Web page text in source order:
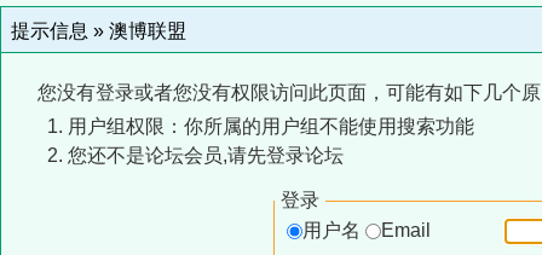
提示信息 » 澳博联盟
您没有登录或者您没有权限访问此页面，可能有如下几个
用户组权限：你所属的用户组不能使用搜索功能
您还不是论坛会员,请先登录论坛
登录
用户名
Email